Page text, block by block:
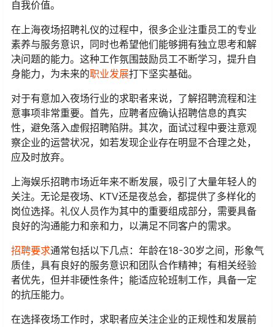
自我价值。
在上海夜场招聘礼仪的过程中，很多企业注重员工的专业
素养与服务意识，同时也希望他们能够拥有独立思考和解
决问题的能力。这种工作氛围鼓励员工不断学习，提升自
身能力，为未来的职业发展打下坚实基础。
对于有意加入夜场行业的求职者来说，了解招聘流程和注
意事项非常重要。首先，应聘者应确认招聘信息的真实
性，避免落入虚假招聘陷阱。其次，面试过程中要注意观
察企业的运营状况，如若发现企业存在明显不合理之处，
应及时放弃。
上海娱乐招聘市场近年来不断发展，吸引了大量年轻人的
关注。无论是夜场、KTV还是夜总会，都提供了多样化的
岗位选择。礼仪人员作为其中的重要组成部分，需要具备
良好的沟通能力和亲和力，以满足不同客户的需求。
招聘要求通常包括以下几点：年龄在18-30岁之间，形象气
质佳，具有良好的服务意识和团队合作精神；有相关经验
者优先，但并非硬性条件；能适应轮班制工作，具备一定
的抗压能力。
在选择夜场工作时，求职者应关注企业的正规性和发展前